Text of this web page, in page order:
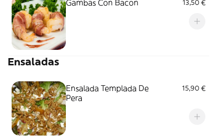
Gambas Con Bacon 13,50 €
Ensaladas
Ensalada Templada De
Pera
15,90 €